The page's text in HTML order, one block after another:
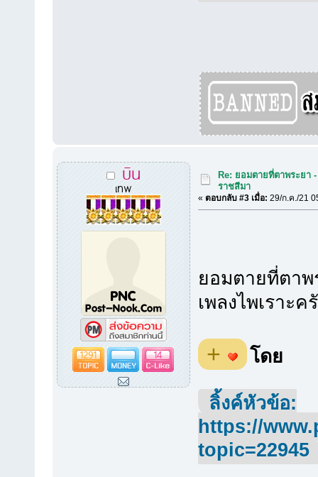
บิน
เทพ
1291 14
Re: ยอมตายที่ตาพระยา
ราชสีมา
« ตอบกลับ #3 เมื่อ: 29/ก.ค./21
ยอมตายที่ตา
เพลงไพเราะค
+ โดย
ลิ้งค์หัวข้อ:
https://
topic=22945